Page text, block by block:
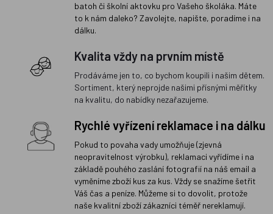
batoh či školní aktovku pro Vašeho školáka. Máte
to k nám daleko? Zavolejte, napište, poradíme i na
dálku.
Kvalita vždy na prvním místě
Prodáváme jen to, co bychom koupili i našim dětem.
Sortiment, který neprojde našimi přísnými měřítky
na kvalitu, do nabídky nezařazujeme.
Rychlé vyřízení reklamace i na dálku
Pokud to povaha vady umožňuje (zjevná
neopravitelnost výrobku), reklamaci vyřídíme i na
základě pouhého zaslání fotografií na náš email a
vyměníme zboží kus za kus. Vždy se snažíme šetřit
Váš čas a peníze. Můžeme si to dovolit, protože
naše kvalitní zboží zákazníci téměř nereklamují.